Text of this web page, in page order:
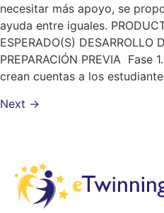
necesitar más apoyo, se
ayuda entre iguales.
ESPERADO(S) DESARROLLO
PREPARACIÓN PREVIA Fase
crean cuentas a los
Next →